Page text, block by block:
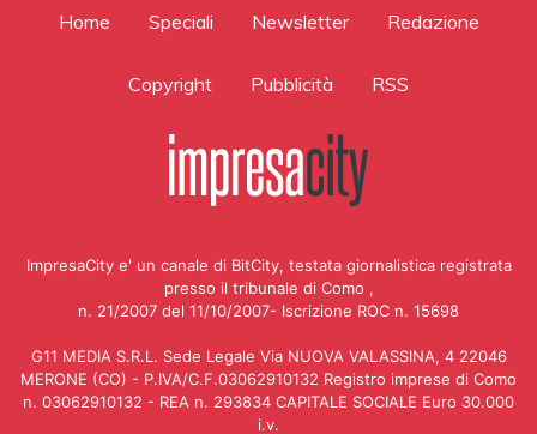
Home Speciali Newsletter Redazione
Copyright Pubblicità RSS
ImpresaCity e' un canale di BitCity, testata giornalistica registrata
presso il tribunale di Como ,
n. 21/2007 del 11/10/2007- Iscrizione ROC n. 15698
G11 MEDIA S.R.L. Sede Legale Via NUOVA VALASSINA, 4 22046
MERONE (CO) - P.IVA/C.F.03062910132 Registro imprese di Como
n. 03062910132 - REA n. 293834 CAPITALE SOCIALE Euro 30.000
i.v.